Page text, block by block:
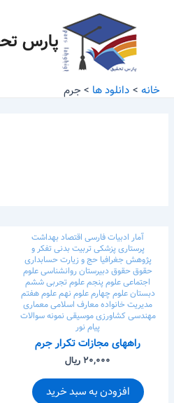
پارس
خانه دانلود ها جرم
آمار ادبیات فارسی اقتصادبهداشت
پرستاریپزشکیتربیت بدنیتفکر و
پژوهشجغرافیاحج و زیارتحسابداری
حقوقحقوقدبیرستانروانشناسیعلوم
اجتماعیعلوم پنجمعلوم تجربی ششم
دبستانعلوم چهارمعلوم نهمعلوم هفتم
مدیریت خانوادهمعارف اسلامیمعماری
مهندسی کشاورزیموسیقینمونه سوالات
پیام نور
راههای مجازات تکرار جرم
۲۰,۰۰۰ ریال
افزودن به سبد خرید